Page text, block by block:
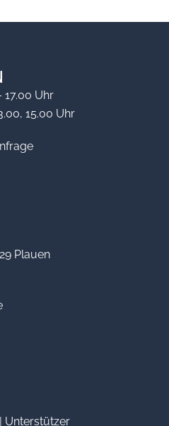
17.00 Uhr
15.00 Uhr
Plauen
| Unterstützer